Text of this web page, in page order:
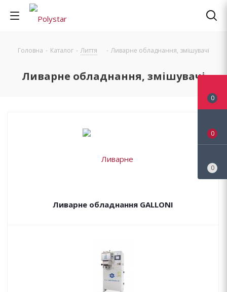
Головна - Каталог - Лиття - Ливарне обладнання, змішувачі
Ливарне обладнання, змішувачі
Ливарне обладнання GALLONI
0
0
0